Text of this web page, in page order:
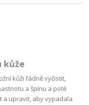
kůže
kůži řádně vyčistit,
a špínu a poté
a upravit, aby vypadala